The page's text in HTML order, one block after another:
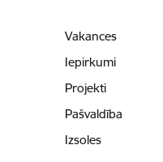
Vakances
Iepirkumi
Projekti
Pašvaldība
Izsoles